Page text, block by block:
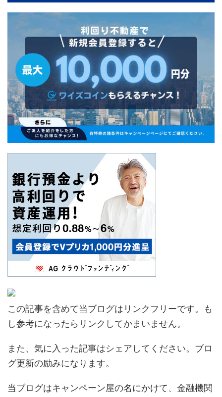
この記事を含めて当ブログはリンクフリーです。も
し参考になったらリンクしてかまいません。
また、気に入った記事はシェアしてください。ブロ
グ更新の励みになります。
当ブログはキャンペーン屋の名にかけて、金融機関